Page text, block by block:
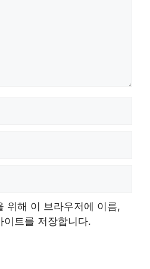
위해 이 브라우저에 이름,
이트를 저장합니다.